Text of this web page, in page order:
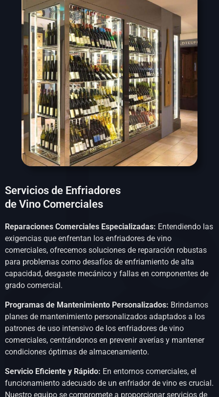
Servicios de Enfriadores
de Vino Comerciales
Reparaciones Comerciales Especializadas: Entendiendo las
exigencias que enfrentan los enfriadores de vino
comerciales, ofrecemos soluciones de reparación robustas
para problemas como desafíos de enfriamiento de alta
capacidad, desgaste mecánico y fallas en componentes de
grado comercial.
Programas de Mantenimiento Personalizados: Brindamos
planes de mantenimiento personalizados adaptados a los
patrones de uso intensivo de los enfriadores de vino
comerciales, centrándonos en prevenir averías y mantener
condiciones óptimas de almacenamiento.
Servicio Eficiente y Rápido: En entornos comerciales, el
funcionamiento adecuado de un enfriador de vino es crucial.
Nuestro equipo se compromete a proporcionar servicios de